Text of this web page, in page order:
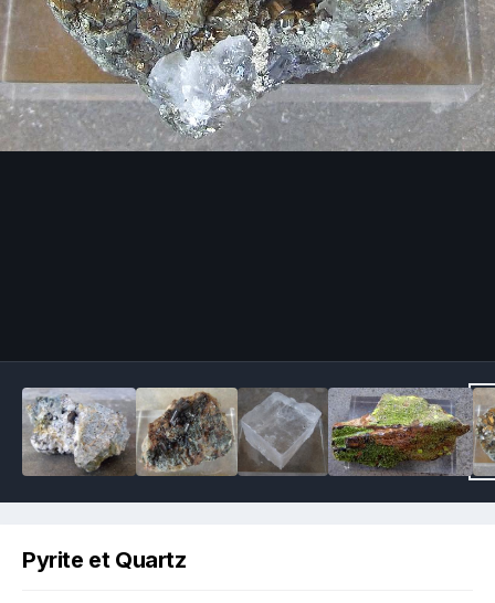
Pyrite et Quartz